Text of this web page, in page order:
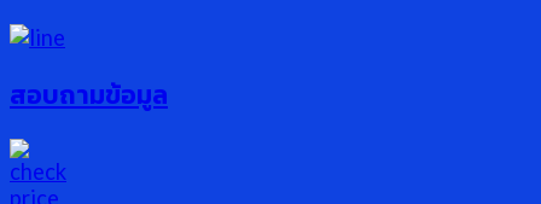
สอบถามข้อมูล